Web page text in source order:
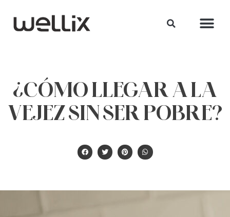
¿CÓMO LLEGAR A LA
VEJEZ SIN SER POBRE?